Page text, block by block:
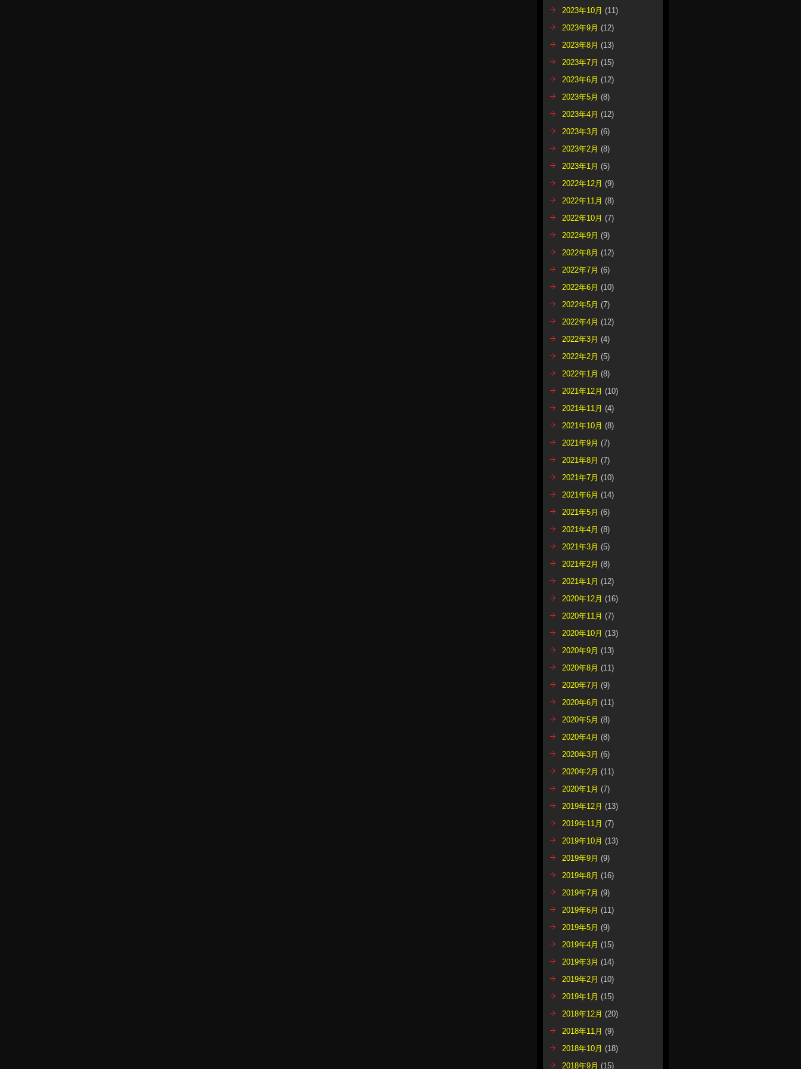
2023年10月 (11)
2023年9月 (12)
2023年8月 (13)
2023年7月 (15)
2023年6月 (12)
2023年5月 (8)
2023年4月 (12)
2023年3月 (6)
2023年2月 (8)
2023年1月 (5)
2022年12月 (9)
2022年11月 (8)
2022年10月 (7)
2022年9月 (9)
2022年8月 (12)
2022年7月 (6)
2022年6月 (10)
2022年5月 (7)
2022年4月 (12)
2022年3月 (4)
2022年2月 (5)
2022年1月 (8)
2021年12月 (10)
2021年11月 (4)
2021年10月 (8)
2021年9月 (7)
2021年8月 (7)
2021年7月 (10)
2021年6月 (14)
2021年5月 (6)
2021年4月 (8)
2021年3月 (5)
2021年2月 (8)
2021年1月 (12)
2020年12月 (16)
2020年11月 (7)
2020年10月 (13)
2020年9月 (13)
2020年8月 (11)
2020年7月 (9)
2020年6月 (11)
2020年5月 (8)
2020年4月 (8)
2020年3月 (6)
2020年2月 (11)
2020年1月 (7)
2019年12月 (13)
2019年11月 (7)
2019年10月 (13)
2019年9月 (9)
2019年8月 (16)
2019年7月 (9)
2019年6月 (11)
2019年5月 (9)
2019年4月 (15)
2019年3月 (14)
2019年2月 (10)
2019年1月 (15)
2018年12月 (20)
2018年11月 (9)
2018年10月 (18)
2018年9月 (15)